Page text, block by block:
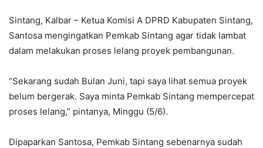
Sintang, Kalbar – Ketua Komisi A DPRD Kabupaten Sintang,
Santosa mengingatkan Pemkab Sintang agar tidak lambat
dalam melakukan proses lelang proyek pembangunan.
“Sekarang sudah Bulan Juni, tapi saya lihat semua proyek
belum bergerak. Saya minta Pemkab Sintang mempercepat
proses lelang,” pintanya, Minggu (5/6).
Dipaparkan Santosa, Pemkab Sintang sebenarnya sudah